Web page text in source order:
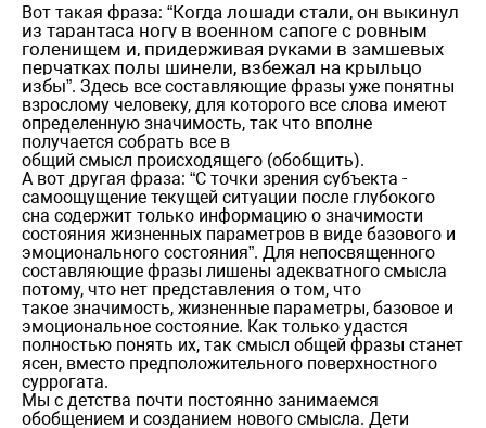
Вот такая фраза: “Когда лошади стали, он выкинул
из тарантаса ногу в военном сапоге с ровным
голенищем и, придерживая руками в замшевых
перчатках полы шинели, взбежал на крыльцо
избы”. Здесь все составляющие фразы уже понятны
взрослому человеку, для которого все слова имеют
определенную значимость, так что вполне
получается собрать все в
общий смысл происходящего (обобщить).
А вот другая фраза: “С точки зрения субъекта -
самоощущение текущей ситуации после глубокого
сна содержит только информацию о значимости
состояния жизненных параметров в виде базового и
эмоционального состояния”. Для непосвященного
составляющие фразы лишены адекватного смысла
потому, что нет представления о том, что
такое значимость, жизненные параметры, базовое и
эмоциональное состояние. Как только удастся
полностью понять их, так смысл общей фразы станет
ясен, вместо предположительного поверхностного
суррогата.
Мы с детства почти постоянно занимаемся
обобщением и созданием нового смысла. Дети